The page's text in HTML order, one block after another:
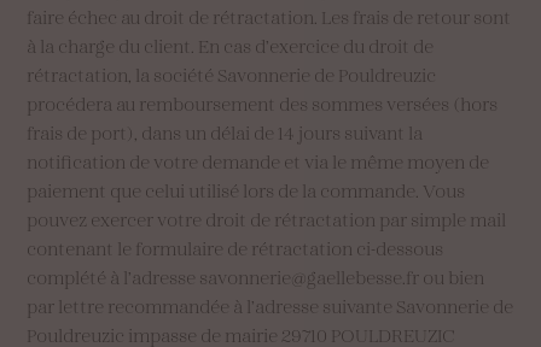
faire échec au droit de rétractation. Les frais de retour sont
à la charge du client. En cas d’exercice du droit de
rétractation, la société Savonnerie de Pouldreuzic
procédera au remboursement des sommes versées (hors
frais de port), dans un délai de 14 jours suivant la
notification de votre demande et via le même moyen de
paiement que celui utilisé lors de la commande. Vous
pouvez exercer votre droit de rétractation par simple mail
contenant le formulaire de rétractation ci-dessous
complété à l’adresse savonnerie@gaellebesse.fr ou bien
par lettre recommandée à l’adresse suivante Savonnerie de
Pouldreuzic impasse de mairie 29710 POULDREUZIC